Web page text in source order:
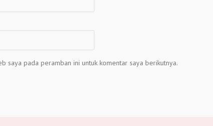
saya pada peramban ini untuk komentar saya berikutnya.